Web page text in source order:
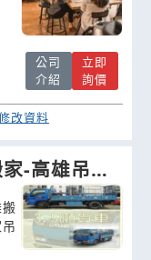
公司
介紹
立即
詢價
改資料
-高雄吊車